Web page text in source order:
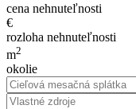
cena nehnuteľnosti
€
rozloha nehnuteľnosti
m2
okolie